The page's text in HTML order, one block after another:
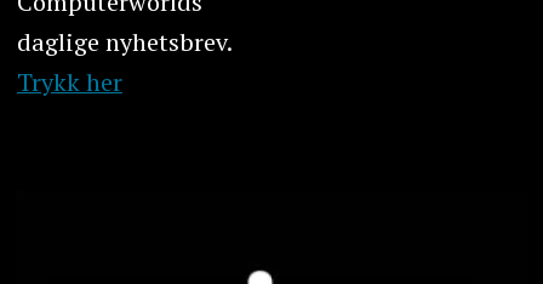
daglige nyhetsbrev.
Trykk her